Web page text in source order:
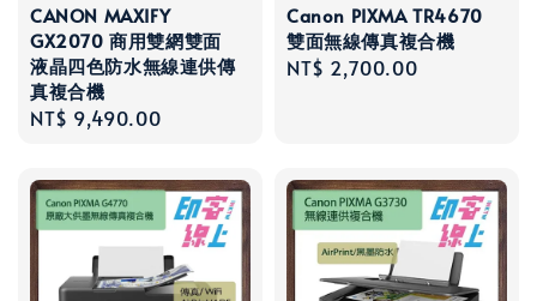
CANON MAXIFY
GX2070 商用雙網雙面
液晶四色防水無線連供傳
真複合機
Regular
NT$ 9,490.00
Canon PIXMA TR4670
雙面無線傳真複合機
Regular
NT$ 2,700.00